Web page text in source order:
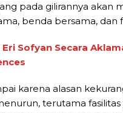
pada gilirannya
benda bersama, dan
Eri Sofyan Secara
karena alasan
terutama